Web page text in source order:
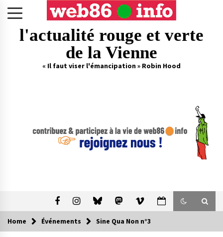
l'actualité rouge et verte
de la Vienne
« Il faut viser l'émancipation » Robin Hood
Home Événements Sine Qua Non n°3